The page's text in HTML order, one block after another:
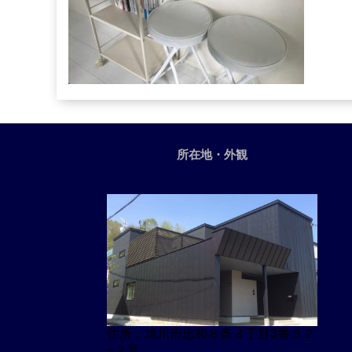
所在地・外観
住所：旭川市忠和８条３丁目3番３２